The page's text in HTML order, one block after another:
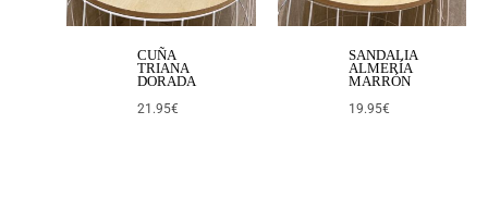
CUÑA
TRIANA
DORADA
21.95€
SANDALIA
ALMERÍA
MARRÓN
19.95€